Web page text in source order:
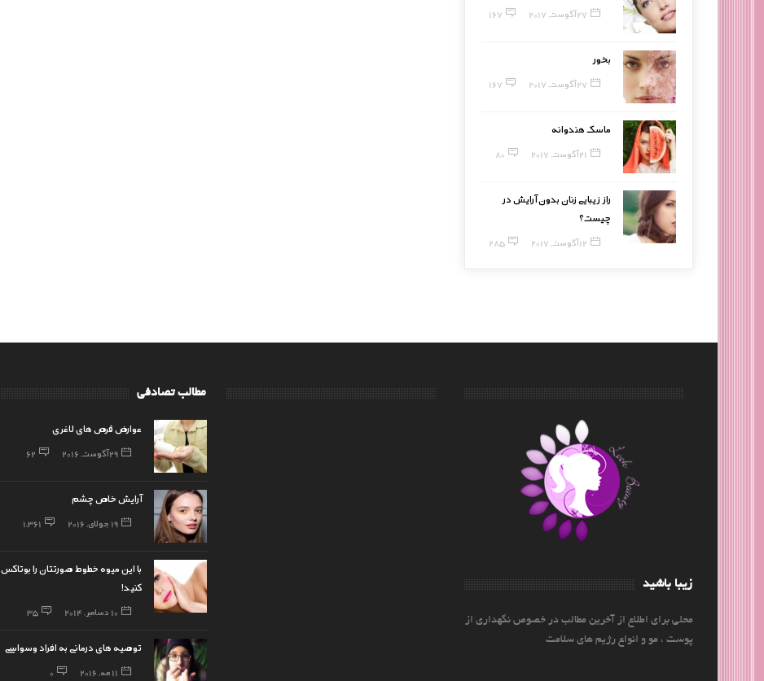
27 آگوست, 2017 167
بخور
27 آگوست, 2017 167
ماسک هندوانه
21 آگوست, 2017 80
راز زیبایی زنان بدون آرایش در
چیست؟
12 آگوست, 2017 285
مطالب تصادفی
عوارض قرص‌ های لاغری
29 آگوست, 2016 62
آرایش خاص چشم
19 جولای, 2016 1,361
با این میوه خطوط صورتتان را بوتاکس
کنید!
10 دسامبر, 2014 35
توصیه های درمانی به افراد وسواسی
11 مه, 2016 0
زیبا باشید
محلی برای اطلاع از آخرین مطالب در خصوص نگهداری از
پوست ، مو و انواع رژیم های سلامت